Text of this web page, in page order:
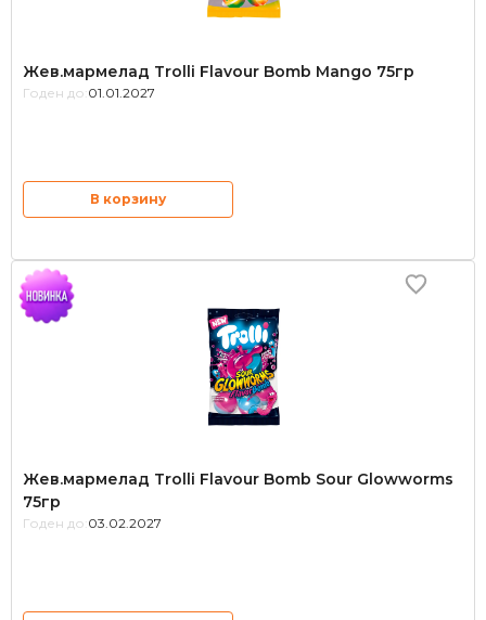
Жев.мармелад Trolli Flavour Bomb Mango 75гр
Годен до: 01.01.2027
В корзину
Жев.мармелад Trolli Flavour Bomb Sour Glowworms
75гр
Годен до: 03.02.2027